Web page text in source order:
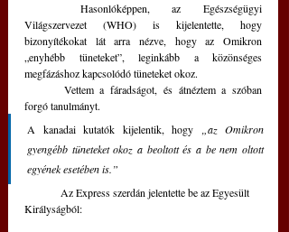
Világszervezet (WHO) is kijelentette, hogy
bizonyítékokat lát arra nézve, hogy az Omikron
„enyhébb tüneteket”, leginkább a közönséges
megfázáshoz kapcsolódó tüneteket okoz.
forgó tanulmányt.
A kanadai kutatók kijelentik, hogy
„az Omikron
gyengébb tüneteket okoz a beoltott és a be nem oltott
egyének esetében is.”
Királyságból: